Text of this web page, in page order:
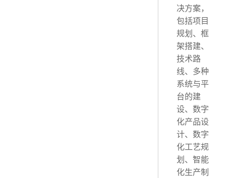
决方案，
包括项目
规划、框
架搭建、
技术路
线、多种
系统与平
台的建
设、数字
化产品设
计、数字
化工艺规
划、智能
化生产制